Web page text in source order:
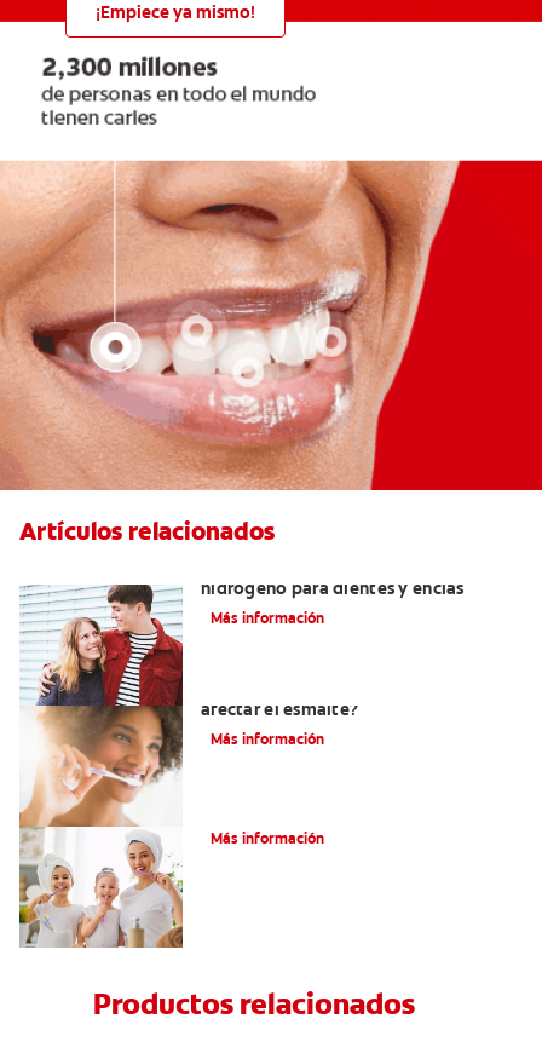
¡Empiece ya mismo!
Artículos relacionados
hidrógeno para dientes y encías
Más información
afectar el esmalte?
Más información
Más información
Productos relacionados